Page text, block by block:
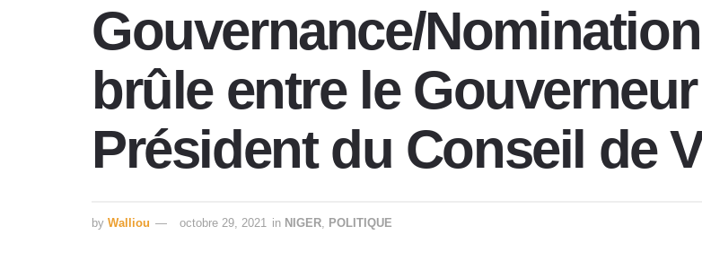
Gouvernance/
brûle entre le
Président du Conseil de
by Walliou octobre 29, 2021 in NIGER, POLITIQUE